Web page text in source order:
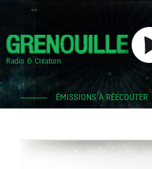
Radio & Création
ÉMISSIONS À RÉECOUTER